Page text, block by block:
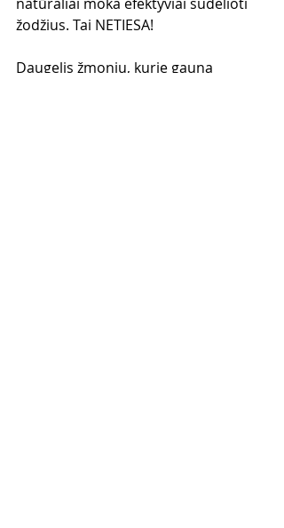
žodžius. Tai NETIESA!
Daugelis žmonių, kurie gauna